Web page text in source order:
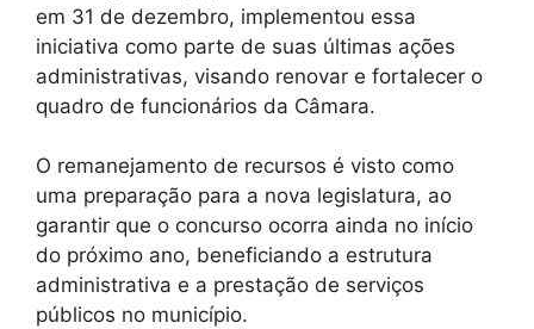
em 31 de dezembro, implementou essa
iniciativa como parte de suas últimas ações
administrativas, visando renovar e fortalecer o
quadro de funcionários da Câmara.
O remanejamento de recursos é visto como
uma preparação para a nova legislatura, ao
garantir que o concurso ocorra ainda no início
do próximo ano, beneficiando a estrutura
administrativa e a prestação de serviços
públicos no município.